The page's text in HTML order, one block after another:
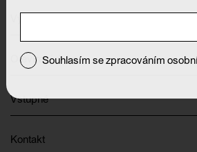
Otevírací doba
Vstupné
Kontakt
Souhlasím se zpracováním